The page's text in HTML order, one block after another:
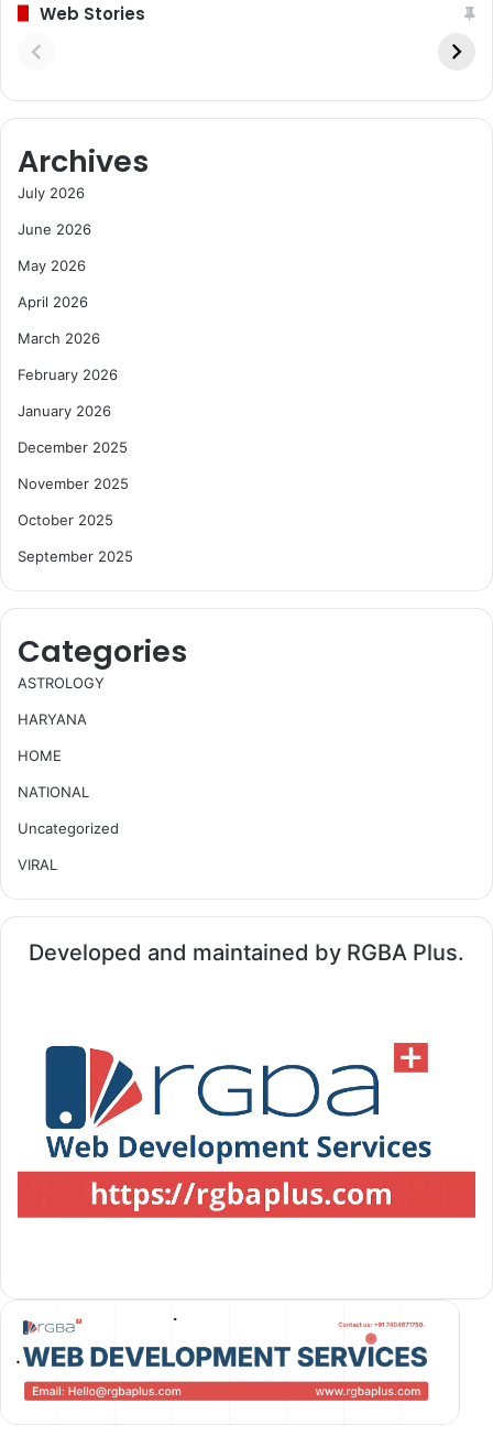
Web Stories
Archives
July 2026
June 2026
May 2026
April 2026
March 2026
February 2026
January 2026
December 2025
November 2025
October 2025
September 2025
Categories
ASTROLOGY
HARYANA
HOME
NATIONAL
Uncategorized
VIRAL
Developed and maintained by RGBA Plus.